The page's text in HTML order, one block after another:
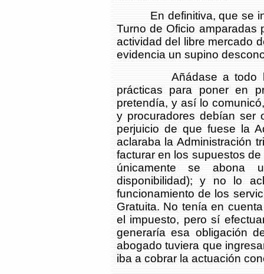
En definitiva, que se
Turno de Oficio amparadas
actividad del libre mercado
evidencia un supino
Añádase a todo lo
prácticas para poner en
pretendía, y así lo
y procuradores debían ser
perjuicio de que fuese la
aclaraba la Administración
facturar en los supuestos
únicamente se abona
disponibilidad); y no lo
funcionamiento de los
Gratuita. No tenía en
el impuesto, pero sí
generaría esa obligación
abogado tuviera que
iba a cobrar la actuación